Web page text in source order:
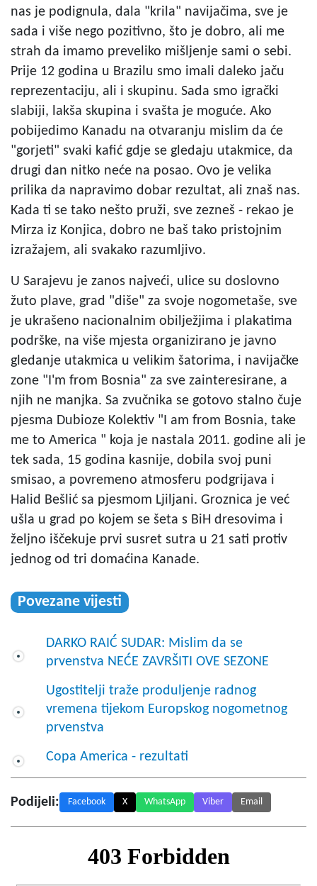
nas je podignula, dala "krila" navijačima, sve je
sada i više nego pozitivno, što je dobro, ali me
strah da imamo preveliko mišljenje sami o sebi.
Prije 12 godina u Brazilu smo imali daleko jaču
reprezentaciju, ali i skupinu. Sada smo igrački
slabiji, lakša skupina i svašta je moguće. Ako
pobijedimo Kanadu na otvaranju mislim da će
"gorjeti" svaki kafić gdje se gledaju utakmice, da
drugi dan nitko neće na posao. Ovo je velika
prilika da napravimo dobar rezultat, ali znaš nas.
Kada ti se tako nešto pruži, sve zezneš - rekao je
Mirza iz Konjica, dobro ne baš tako pristojnim
izražajem, ali svakako razumljivo.
U Sarajevu je zanos najveći, ulice su doslovno
žuto plave, grad "diše" za svoje nogometaše, sve
je ukrašeno nacionalnim obilježjima i plakatima
podrške, na više mjesta organizirano je javno
gledanje utakmica u velikim šatorima, i navijačke
zone "I'm from Bosnia" za sve zainteresirane, a
njih ne manjka. Sa zvučnika se gotovo stalno čuje
pjesma Dubioze Kolektiv "I am from Bosnia, take
me to America " koja je nastala 2011. godine ali je
tek sada, 15 godina kasnije, dobila svoj puni
smisao, a povremeno atmosferu podgrijava i
Halid Bešlić sa pjesmom Ljiljani. Groznica je već
ušla u grad po kojem se šeta s BiH dresovima i
željno iščekuje prvi susret sutra u 21 sati protiv
jednog od tri domaćina Kanade.
Povezane vijesti
DARKO RAIĆ SUDAR: Mislim da se
prvenstva NEĆE ZAVRŠITI OVE SEZONE
Ugostitelji traže produljenje radnog
vremena tijekom Europskog nogometnog
prvenstva
Copa America - rezultati
Podijeli: Facebook X WhatsApp Viber Email